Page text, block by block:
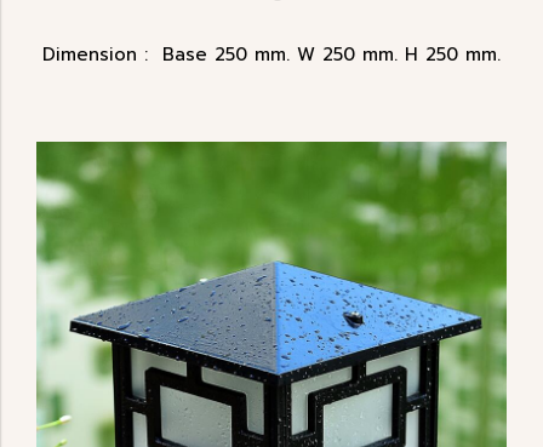
Dimension : Base 250 mm. W 250 mm. H 250 mm.